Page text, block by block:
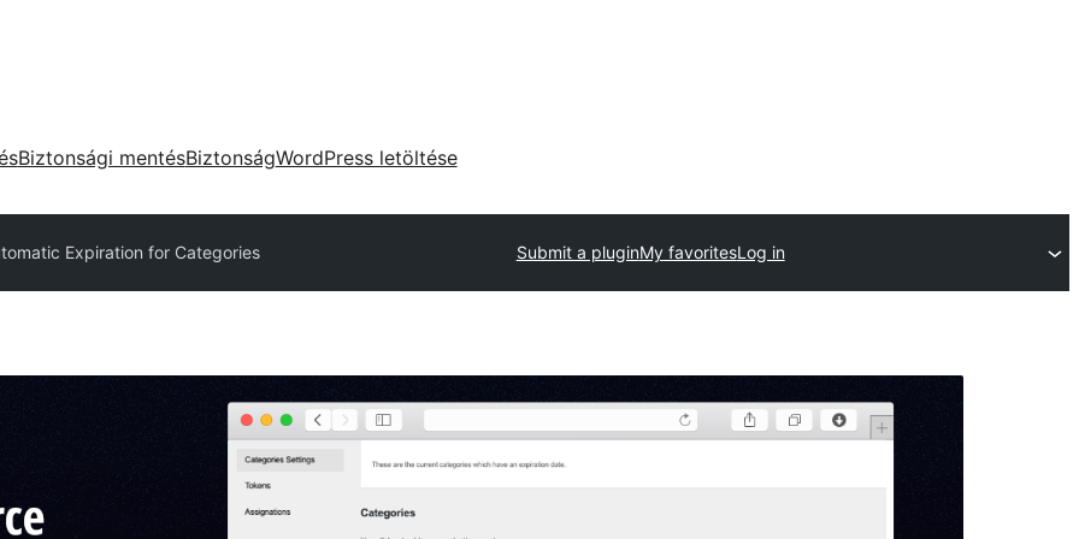
Biztonsági mentésBiztonságWordPress letöltése
Expiration for Categories Submit a pluginMy favoritesLog in